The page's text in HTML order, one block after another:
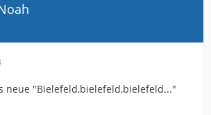
neue "Bielefeld,bielefeld,bielefeld..."